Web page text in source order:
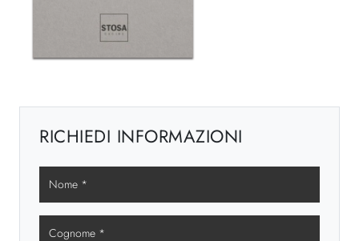
RICHIEDI INFORMAZIONI